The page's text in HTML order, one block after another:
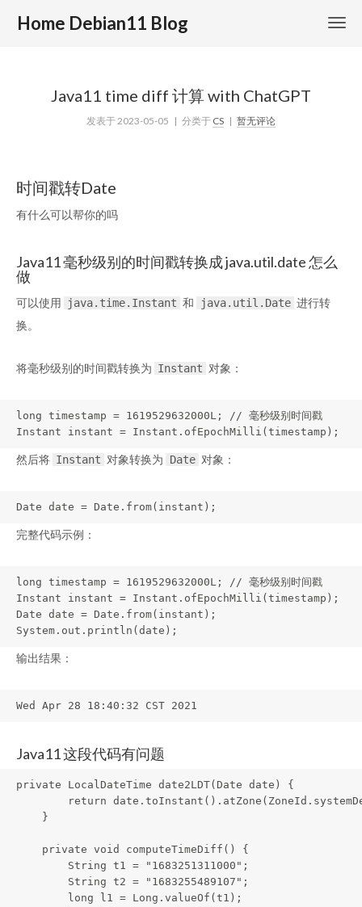
Home Debian11 Blog
Java11 time diff 计算 with ChatGPT
发表于2023-05-05 | 分类于 CS | 暂无评论
时间戳转Date
有什么可以帮你的吗
Java11 毫秒级别的时间戳转换成 java.util.date 怎么
做
可以使用 java.time.Instant 和 java.util.Date 进行转
换。
将毫秒级别的时间戳转换为 Instant 对象：
long timestamp = 1619529632000L; // 毫秒级别时间戳
Instant instant = Instant.ofEpochMilli(timestamp);
然后将 Instant 对象转换为 Date 对象：
Date date = Date.from(instant);
完整代码示例：
long timestamp = 1619529632000L; // 毫秒级别时间戳
Instant instant = Instant.ofEpochMilli(timestamp);
Date date = Date.from(instant);
System.out.println(date);
输出结果：
Wed Apr 28 18:40:32 CST 2021
Java11 这段代码有问题
private LocalDateTime date2LDT(Date date) {
return
    }
    private void computeTimeDiff() {
        String t1 = "1683251311000";
        String t2 = "1683255489107";
        long l1 = Long.valueOf(t1);